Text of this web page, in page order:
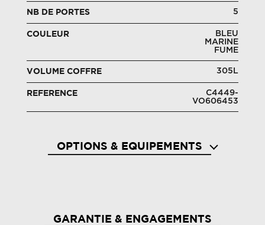
NB DE PORTES 5
COULEUR
BLEU
MARINE
FUME
VOLUME COFFRE 305L
REFERENCE
C4449-
VO606453
OPTIONS & EQUIPEMENTS
GARANTIE & ENGAGEMENTS